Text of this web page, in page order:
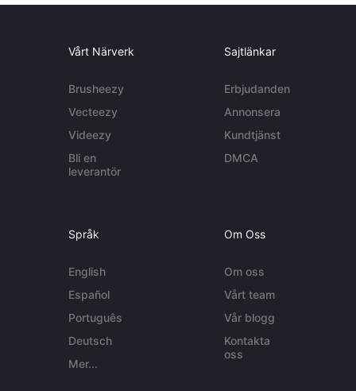
Vårt Närverk
Brusheezy
Vecteezy
Videezy
Bli en
leverantör
Sajtlänkar
Erbjudanden
Annonsera
Kundtjänst
DMCA
Språk
English
Español
Português
Deutsch
Mer...
Om Oss
Om oss
Vårt team
Vår blogg
Kontakta
oss